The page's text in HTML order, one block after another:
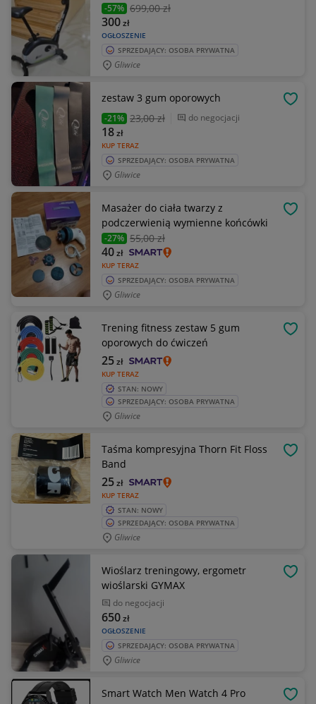
-57% 699,00 zł
OGŁOSZENIE
300zł
SPRZEDAJĄCY: OSOBA PRYWATNA
Gliwice
zestaw 3 gum oporowych
-21% 23,00 zł do negocjacji
KUP TERAZ
18zł
SPRZEDAJĄCY: OSOBA PRYWATNA
Gliwice
Masażer do ciała twarzy z
podczerwienią wymienne końcówki
-27% 55,00 zł
KUP TERAZ
40zł
SPRZEDAJĄCY: OSOBA PRYWATNA
Gliwice
Trening fitness zestaw 5 gum
oporowych do ćwiczeń
KUP TERAZ
25zł
STAN: NOWY
SPRZEDAJĄCY: OSOBA PRYWATNA
Gliwice
Taśma kompresyjna Thorn Fit Floss
Band
KUP TERAZ
25zł
STAN: NOWY
SPRZEDAJĄCY: OSOBA PRYWATNA
Gliwice
Wioślarz treningowy, ergometr
wioślarski GYMAX
do negocjacji
OGŁOSZENIE
650zł
SPRZEDAJĄCY: OSOBA PRYWATNA
Gliwice
Smart Watch Men Watch 4 Pro